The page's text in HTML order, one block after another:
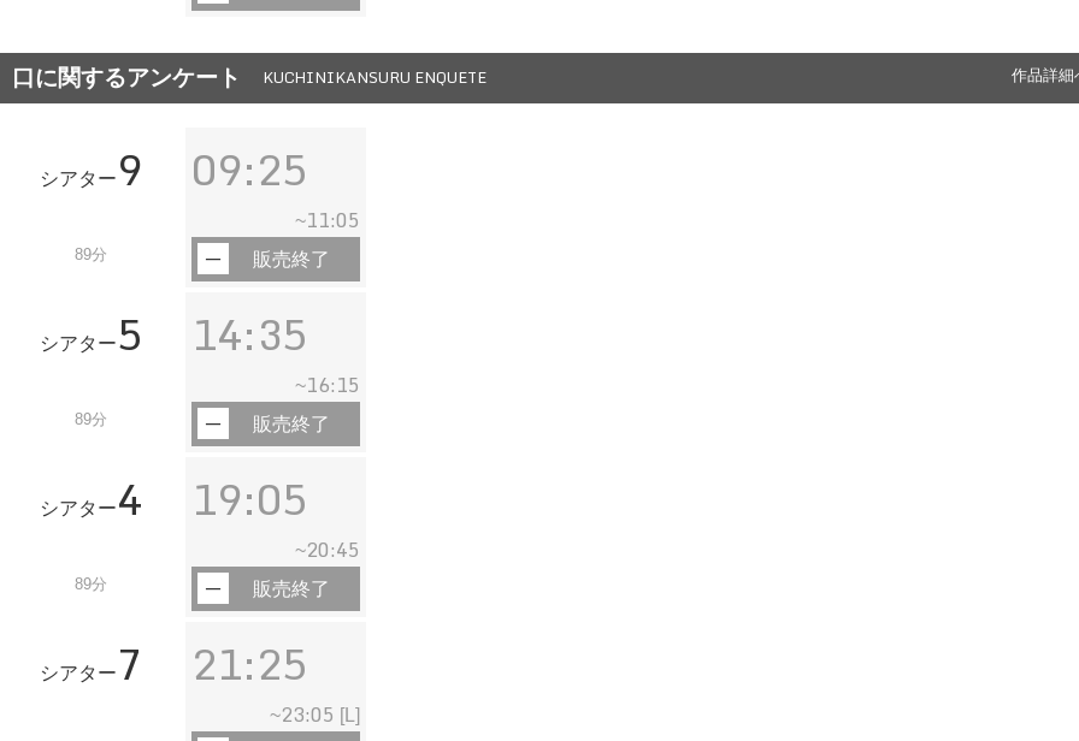
口に関するアンケート KUCHINIKANSURU ENQUETE 作品詳細
シアター 9
89分
09:25
~11:05
販売終了
シアター5
89分
14:35
~16:15
販売終了
シアター4
89分
19:05
~20:45
販売終了
シアター 7 21:25
~23:05 [L]